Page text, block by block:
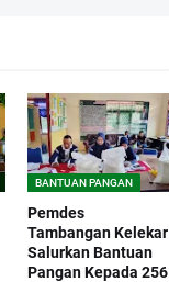
BANTUAN PANGAN
Pemdes
Tambangan Kelekar
Salurkan Bantuan
Pangan Kepada 256